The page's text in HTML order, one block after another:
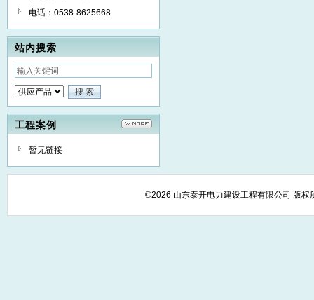
电话：0538-8625668
站内搜索
工程案例
暂无链接
©2026 山东泰开电力建设工程有限公司 版